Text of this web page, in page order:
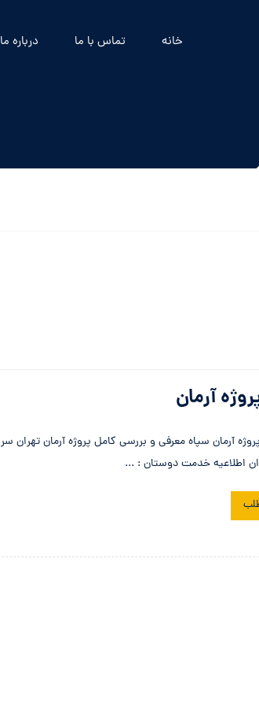
خانه تماس با ما درباره ما
آرمان
آرمان سپاه معرفی و بررسی کامل پروژه آرمان تهران سر